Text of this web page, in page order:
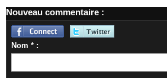
Nouveau commentaire :
Nom * :